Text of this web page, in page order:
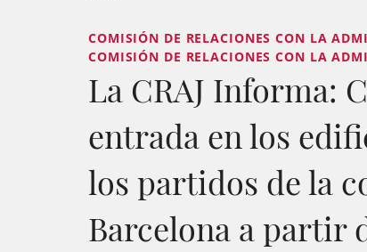
COMISIÓN DE RELACIONES CON LA
COMISIÓN DE RELACIONES CON LA
La CRAJ Informa:
entrada en los
los partidos de la
Barcelona a partir